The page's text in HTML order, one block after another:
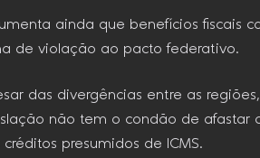
ainda que benefícios fiscais
de violação ao pacto federativo.
das divergências entre as
não tem o condão de afastar
créditos presumidos de ICMS.